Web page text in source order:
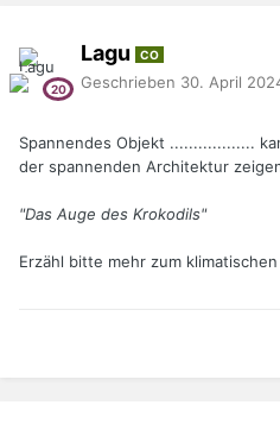
Lagu CO
Geschrieben 30. April
Spannendes Objekt ..................
der spannenden Architektur
"Das Auge des Krokodils"
Erzähl bitte mehr zum